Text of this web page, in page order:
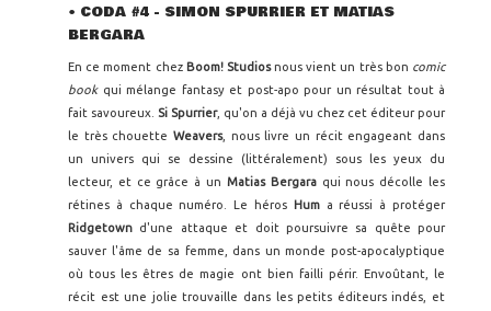
• CODA #4 - SIMON SPURRIER ET MATIAS
BERGARA
En ce moment chez Boom! Studiosnous vient un très bon comic
bookqui mélange fantasy et post-apo pour un résultat tout à
fait savoureux. Si Spurrier, qu'on a déjà vu chez cet éditeur pour
le très chouette Weavers, nous livre un récit engageant dans
un univers qui se dessine (littéralement) sous les yeux du
lecteur, et ce grâce à un Matias Bergara qui nous décolle les
rétines à chaque numéro. Le héros Hum a réussi à protéger
Ridgetown d'une attaque et doit poursuivre sa quête pour
sauver l'âme de sa femme, dans un monde post-apocalyptique
où tous les êtres de magie ont bien failli périr. Envoûtant, le
récit est une jolie trouvaille dans les petits éditeurs indés, et